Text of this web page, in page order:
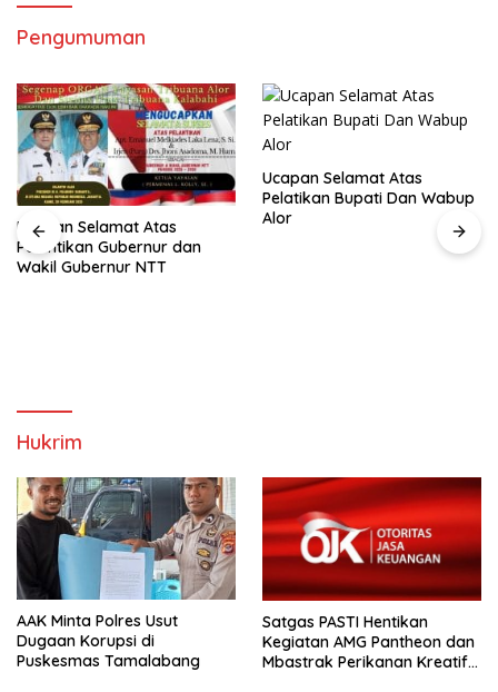
Pengumuman
Ucapan Selamat Atas
Pelantikan Gubernur dan
Wakil Gubernur NTT
Ucapan Selamat Atas
Pelatikan Bupati Dan Wabup
Alor
Hukrim
AAK Minta Polres Usut
Dugaan Korupsi di
Puskesmas Tamalabang
Satgas PASTI Hentikan
Kegiatan AMG Pantheon dan
Mbastrak Perikanan Kreatif